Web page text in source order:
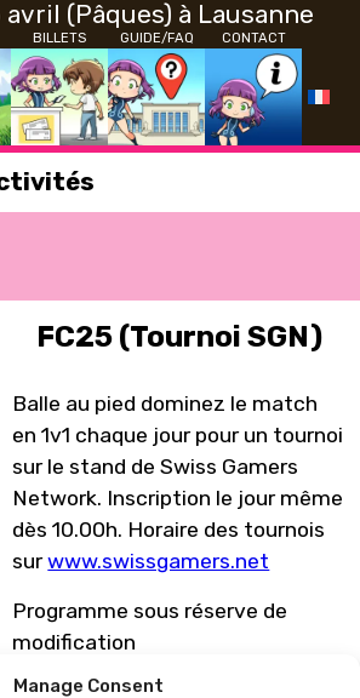
Manage Consent
(Pâques) à Lausanne
BILLETS GUIDE/FAQ CONTACT
FC25 (Tournoi SGN)
Balle au pied dominez le match
en 1v1 chaque jour pour un tournoi
sur le stand de Swiss Gamers
Network. Inscription le jour même
dès 10.00h. Horaire des tournois
surwww.swissgamers.net
Programme sous réserve de
modification